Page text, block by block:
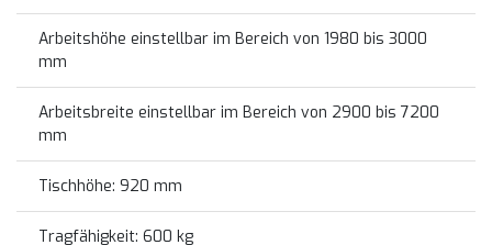
Arbeitshöhe einstellbar im Bereich von 1980 bis 3000
mm
Arbeitsbreite einstellbar im Bereich von 2900 bis 7200
mm
Tischhöhe: 920 mm
Tragfähigkeit: 600 kg